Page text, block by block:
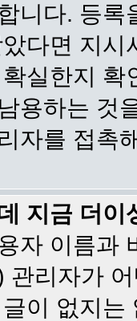
니다. 등
다면 지
실한지
용하는 것
자를 접촉
지금 더
자 이름과
관리자가
이 없지